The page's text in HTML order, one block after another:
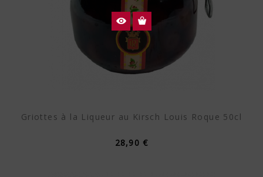
Griottes à la Liqueur au Kirsch Louis Roque 50cl
28,90 €